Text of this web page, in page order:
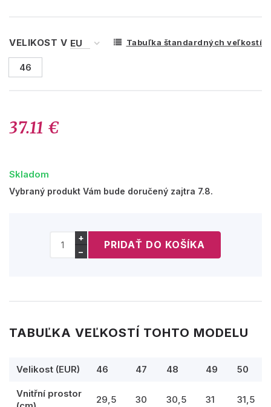
VELIKOST V Tabuľka štandardných veľkostí
46
37.11 €
Skladom
Vybraný produkt Vám bude doručený zajtra 7.8.
+
−
TABUĽKA VEĽKOSTÍ TOHTO MODELU
Velikost (EUR) 46 47 48 49 50
Vnitřní prostor
29,5 30 30,5 31 31,5